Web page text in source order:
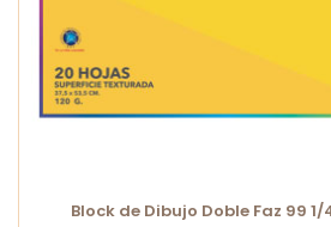
Block de Dibujo Doble Faz 99